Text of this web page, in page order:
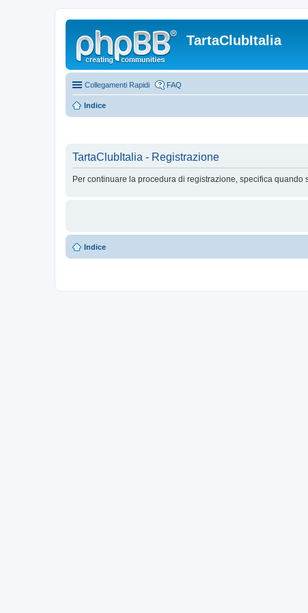
TartaClubItalia
Collegamenti Rapidi FAQ
Indice
TartaClubItalia - Registrazione
Per continuare la procedura di registrazione, specifica quando
Indice